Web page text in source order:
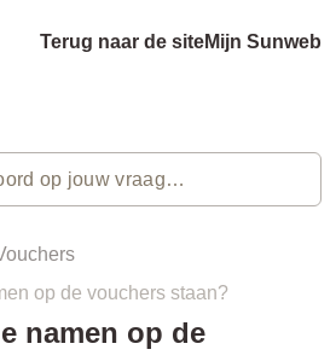
Terug naar de siteMijn Sunweb
op de vouchers staan?
namen op de